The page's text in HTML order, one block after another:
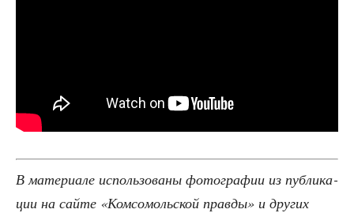
В мате­ри­а­ле исполь­зо­ва­ны фото­гра­фии из пуб­ли­ка­
ции на сай­те «Ком­со­моль­ской прав­ды» и дру­гих